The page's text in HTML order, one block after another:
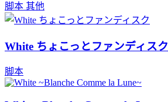
脚本 其他
White ちょこっとファンディスク
脚本